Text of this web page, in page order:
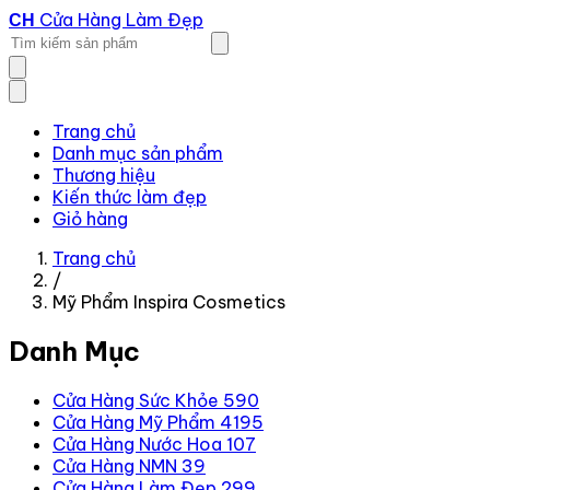
CH Cửa Hàng Làm Đẹp
Trang chủ
Danh mục sản phẩm
Thương hiệu
Kiến thức làm đẹp
Giỏ hàng
Trang chủ
/
Mỹ Phẩm Inspira Cosmetics
Danh Mục
Cửa Hàng Sức Khỏe 590
Cửa Hàng Mỹ Phẩm 4195
Cửa Hàng Nước Hoa 107
Cửa Hàng NMN 39